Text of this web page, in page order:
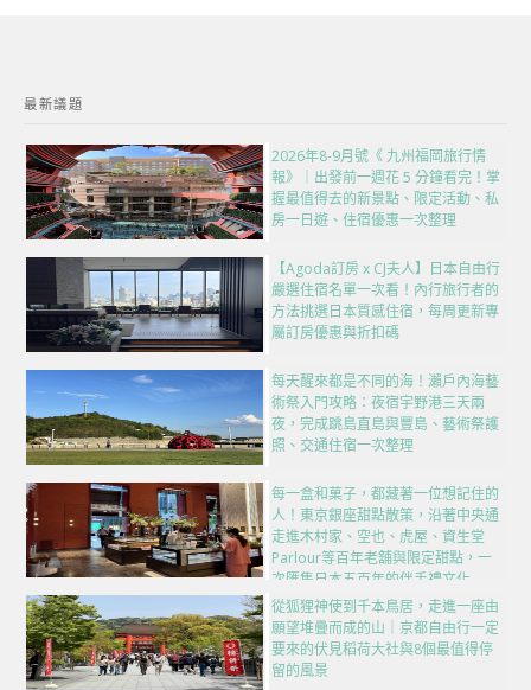
最新議題
2026年8-9月號《 九州福岡旅行情
報》｜出發前一週花 5 分鐘看完！掌
握最值得去的新景點、限定活動、私
房一日遊、住宿優惠一次整理
【Agoda訂房 x CJ夫人】日本自由行
嚴選住宿名單一次看！內行旅行者的
方法挑選日本質感住宿，每周更新專
屬訂房優惠與折扣碼
每天醒來都是不同的海！瀨戶內海藝
術祭入門攻略：夜宿宇野港三天兩
夜，完成跳島直島與豐島、藝術祭護
照、交通住宿一次整理
每一盒和菓子，都藏著一位想記住的
人！東京銀座甜點散策，沿著中央通
走進木村家、空也、虎屋、資生堂
Parlour等百年老舖與限定甜點，一
次匯集日本五百年的伴手禮文化
從狐狸神使到千本鳥居，走進一座由
願望堆疊而成的山｜京都自由行一定
要來的伏見稻荷大社與8個最值得停
留的風景